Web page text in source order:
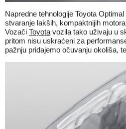
Napredne tehnologije Toyota
stvaranje lakših, kompaktnijih
Vozači Toyota vozila tako uživaju u
pritom nisu uskraćeni za
pažnju pridajemo očuvanju okoliša,